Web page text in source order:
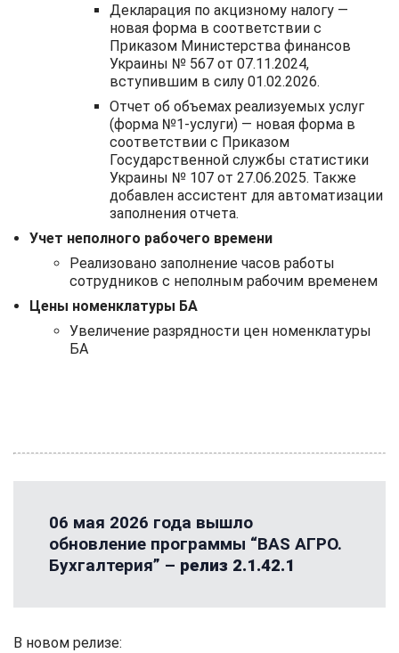
Декларация по акцизному налогу —
новая форма в соответствии с
Приказом Министерства финансов
Украины № 567 от 07.11.2024,
вступившим в силу 01.02.2026.
Отчет об объемах реализуемых услуг
(форма №1-услуги) — новая форма в
соответствии с Приказом
Государственной службы статистики
Украины № 107 от 27.06.2025. Также
добавлен ассистент для автоматизации
заполнения отчета.
Учет неполного рабочего времени
Реализовано заполнение часов работы
сотрудников с неполным рабочим временем
Цены номенклатуры БА
Увеличение разрядности цен номенклатуры
БА
06 мая 2026 года вышло
обновление программы “BAS АГРО.
Бухгалтерия” – релиз 2.1.42.1
В новом релизе: